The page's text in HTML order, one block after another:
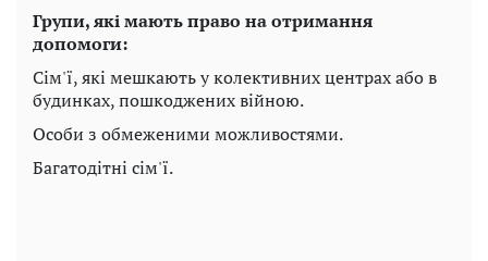
Групи, які мають право на отримання
допомоги:
Сім'ї, які мешкають у колективних центрах або в
будинках, пошкоджених війною.
Особи з обмеженими можливостями.
Багатодітні сім'ї.